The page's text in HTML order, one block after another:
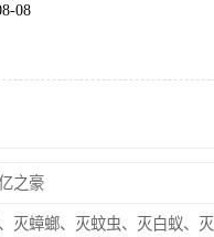
08
之豪
灭蟑螂、灭蚊虫、灭白蚁、